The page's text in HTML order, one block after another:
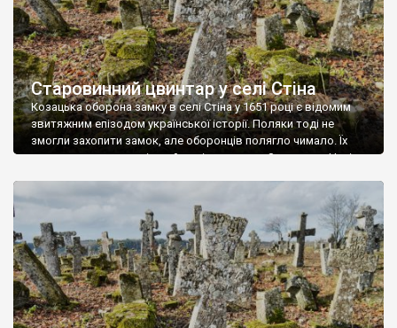
Старовинний цвинтар у селі Стіна
Козацька оборона замку в селі Стіна у 1651 році є відомим
звитяжним епізодом української історії. Поляки тоді не
змогли захопити замок, але оборонців полягло чимало. Їх
поховали на цвинтарі, який тоді називався Замковим. Нині на
ньому чимало хрестів 19 століття, є такі, де епітафії стер […]